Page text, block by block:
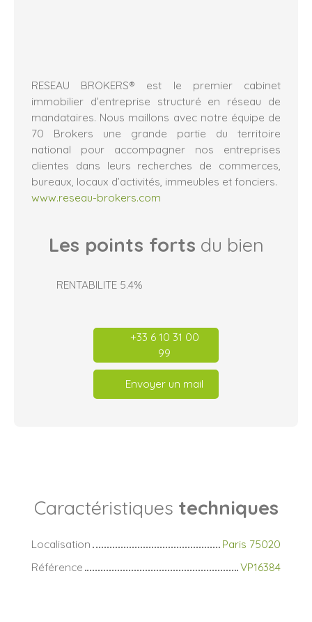
RESEAU BROKERS® est le premier cabinet
immobilier d’entreprise structuré en réseau de
mandataires. Nous maillons avec notre équipe de
70 Brokers une grande partie du territoire
national pour accompagner nos entreprises
clientes dans leurs recherches de commerces,
bureaux, locaux d’activités, immeubles et fonciers.
www.reseau-brokers.com
Les points forts du bien
RENTABILITE 5.4%
+33 6 10 31 00
99
Envoyer un mail
Caractéristiques techniques
Localisation
Paris 75020
Référence
VP16384